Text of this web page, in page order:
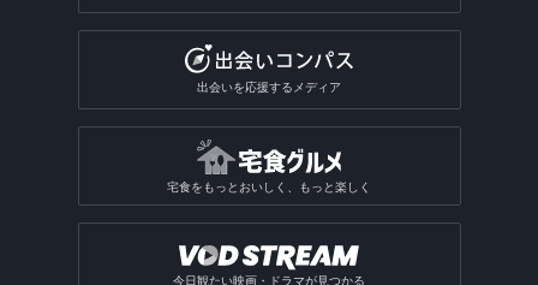
出会いを応援するメディア
宅食をもっとおいしく、もっと楽しく
今日観たい映画・ドラマが見つかる